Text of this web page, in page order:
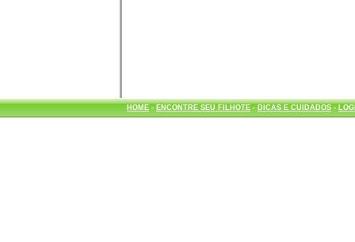
HOME- ENCONTRE SEU FILHOTE- DICAS E CUIDADOS-